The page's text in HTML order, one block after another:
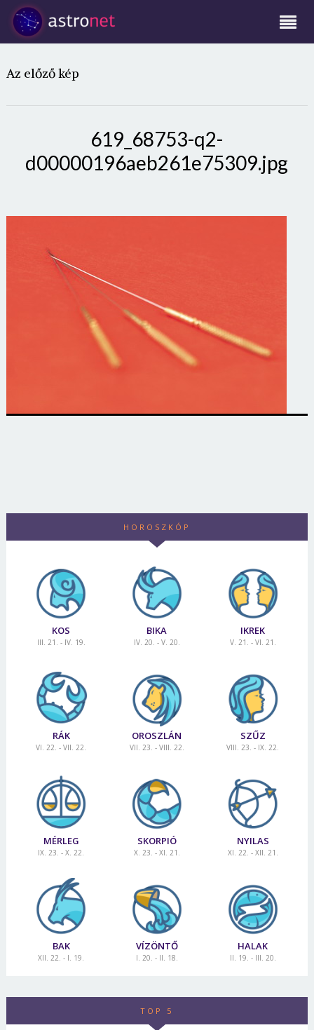
Az előző kép
619_68753-q2-
d00000196aeb261e75309.jpg
HOROSZKÓP
KOS
III. 21. - IV. 19.
BIKA
IV. 20. - V. 20.
IKREK
V. 21. - VI. 21.
RÁK
VI. 22. - VII. 22.
OROSZLÁN
VII. 23. - VIII. 22.
SZŰZ
VIII. 23. - IX. 22.
MÉRLEG
IX. 23. - X. 22.
SKORPIÓ
X. 23. - XI. 21.
NYILAS
XI. 22. - XII. 21.
BAK
XII. 22. - I. 19.
VÍZÖNTŐ
I. 20. - II. 18.
HALAK
II. 19. - III. 20.
TOP 5